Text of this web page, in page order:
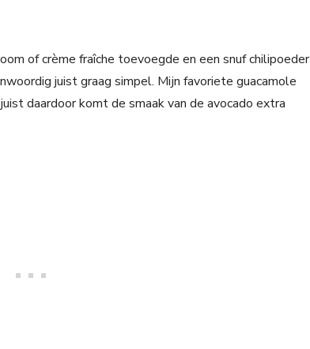
of crème fraîche toevoegde en een snuf chilipoeder
juist graag simpel. Mijn favoriete guacamole
daardoor komt de smaak van de avocado extra